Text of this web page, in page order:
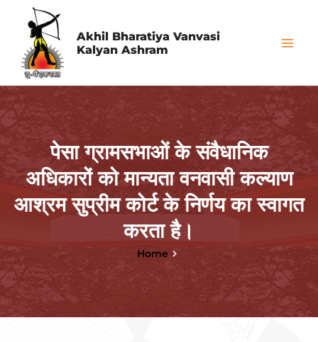
content
Akhil Bharatiya Vanvasi
Kalyan Ashram
पेसा ग्रामसभाओं के संवैधानिक
अधिकारों को मान्यता वनवासी कल्याण
आश्रम सुप्रीम कोर्ट के निर्णय का स्वागत
करता है।
Home
Post
pagination